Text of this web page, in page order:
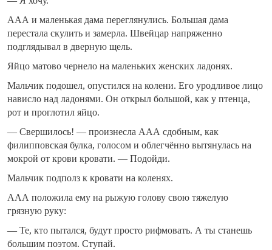
ААА и маленькая дама переглянулись. Большая дама
перестала скулить и замерла. Швейцар напряженно
подглядывал в дверную щель.
Яйцо матово чернело на маленьких женских ладонях.
Мальчик подошел, опустился на колени. Его уродливое лицо
нависло над ладонями. Он открыл большой, как у птенца,
рот и проглотил яйцо.
— Свершилось! — произнесла ААА сдобным, как
филипповская булка, голосом и облегчённо вытянулась на
мокрой от крови кровати. — Подойди.
Мальчик подполз к кровати на коленях.
ААА положила ему на рыжую голову свою тяжелую
грязную руку:
— Те, кто пытался, будут просто рифмовать. А ты станешь
большим поэтом. Ступай.